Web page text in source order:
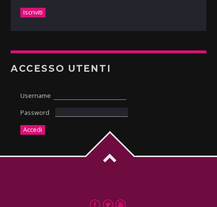
ACCESSO UTENTI
Username
Password